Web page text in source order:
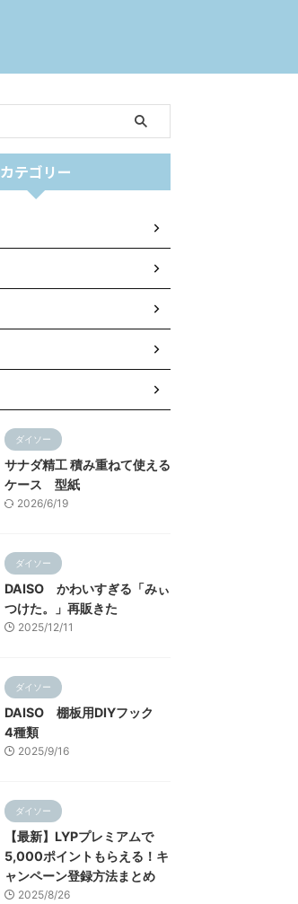
カテゴリー
ダイソー
サナダ精工 積み重ねて使える
ケース 型紙
2026/6/19
ダイソー
DAISO かわいすぎる「みぃ
つけた。」再販きた
2025/12/11
ダイソー
DAISO 棚板用DIYフック
4種類
2025/9/16
ダイソー
【最新】LYPプレミアムで
5,000ポイントもらえる！キ
ャンペーン登録方法まとめ
2025/8/26